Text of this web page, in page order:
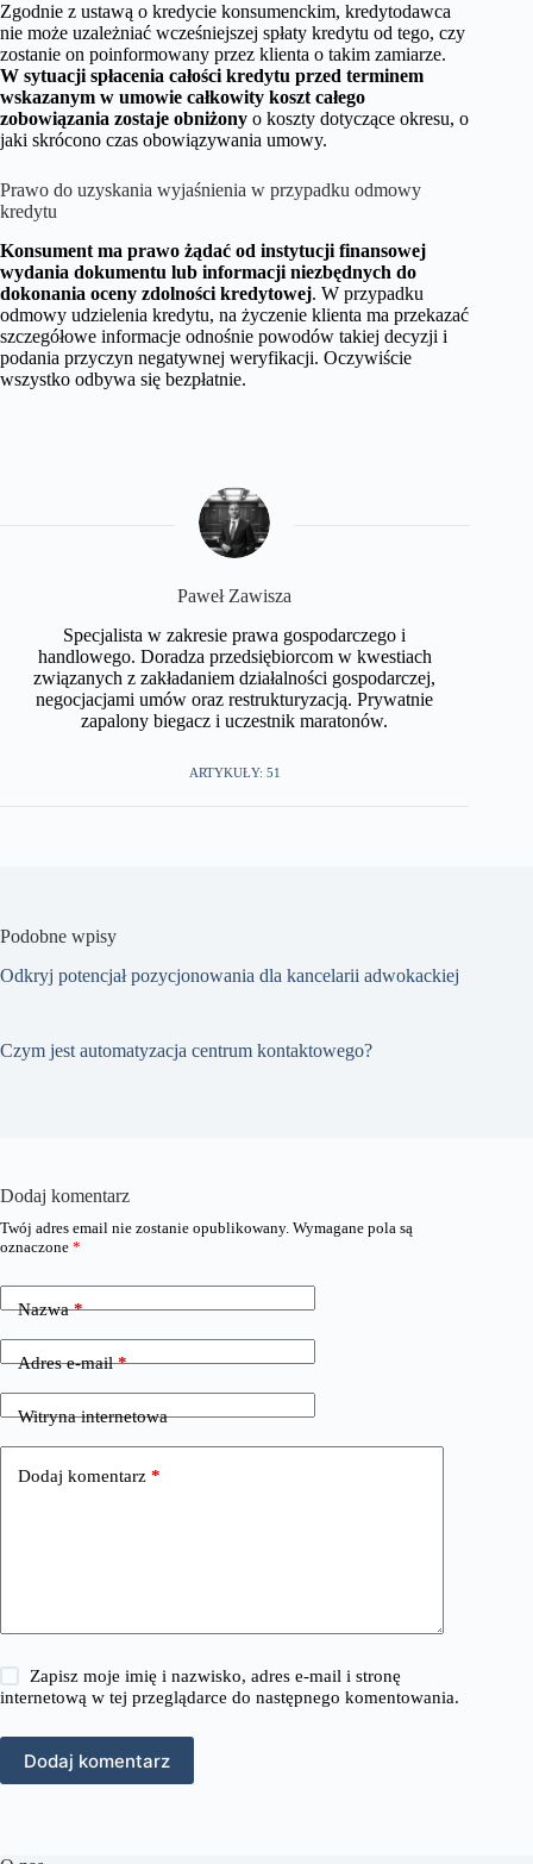
Zgodnie z ustawą o kredycie konsumenckim, kredytodawca
nie może uzależniać wcześniejszej spłaty kredytu od tego, czy
zostanie on poinformowany przez klienta o takim zamiarze.
W sytuacji spłacenia całości kredytu przed terminem
wskazanym w umowie całkowity koszt całego
zobowiązania zostaje obniżony o koszty dotyczące okresu, o
jaki skrócono czas obowiązywania umowy.
Prawo do uzyskania wyjaśnienia w przypadku odmowy
kredytu
Konsument ma prawo żądać od instytucji finansowej
wydania dokumentu lub informacji niezbędnych do
dokonania oceny zdolności kredytowej. W przypadku
odmowy udzielenia kredytu, na życzenie klienta ma przekazać
szczegółowe informacje odnośnie powodów takiej decyzji i
podania przyczyn negatywnej weryfikacji. Oczywiście
wszystko odbywa się bezpłatnie.
​Paweł Zawisza
Specjalista w zakresie prawa gospodarczego i
handlowego. Doradza przedsiębiorcom w kwestiach
związanych z zakładaniem działalności gospodarczej,
negocjacjami umów oraz restrukturyzacją. Prywatnie
zapalony biegacz i uczestnik maratonów.​
ARTYKUŁY: 51
Podobne wpisy
Odkryj potencjał pozycjonowania dla kancelarii adwokackiej
Czym jest automatyzacja centrum kontaktowego?
Dodaj komentarz
Twój adres email nie zostanie opublikowany. Wymagane pola są
oznaczone *
Nazwa*
Adres e-mail*
Witryna internetowa
Dodaj komentarz *
Zapisz moje imię i nazwisko, adres e-mail i stronę
internetową w tej przeglądarce do następnego komentowania.
Dodaj komentarz